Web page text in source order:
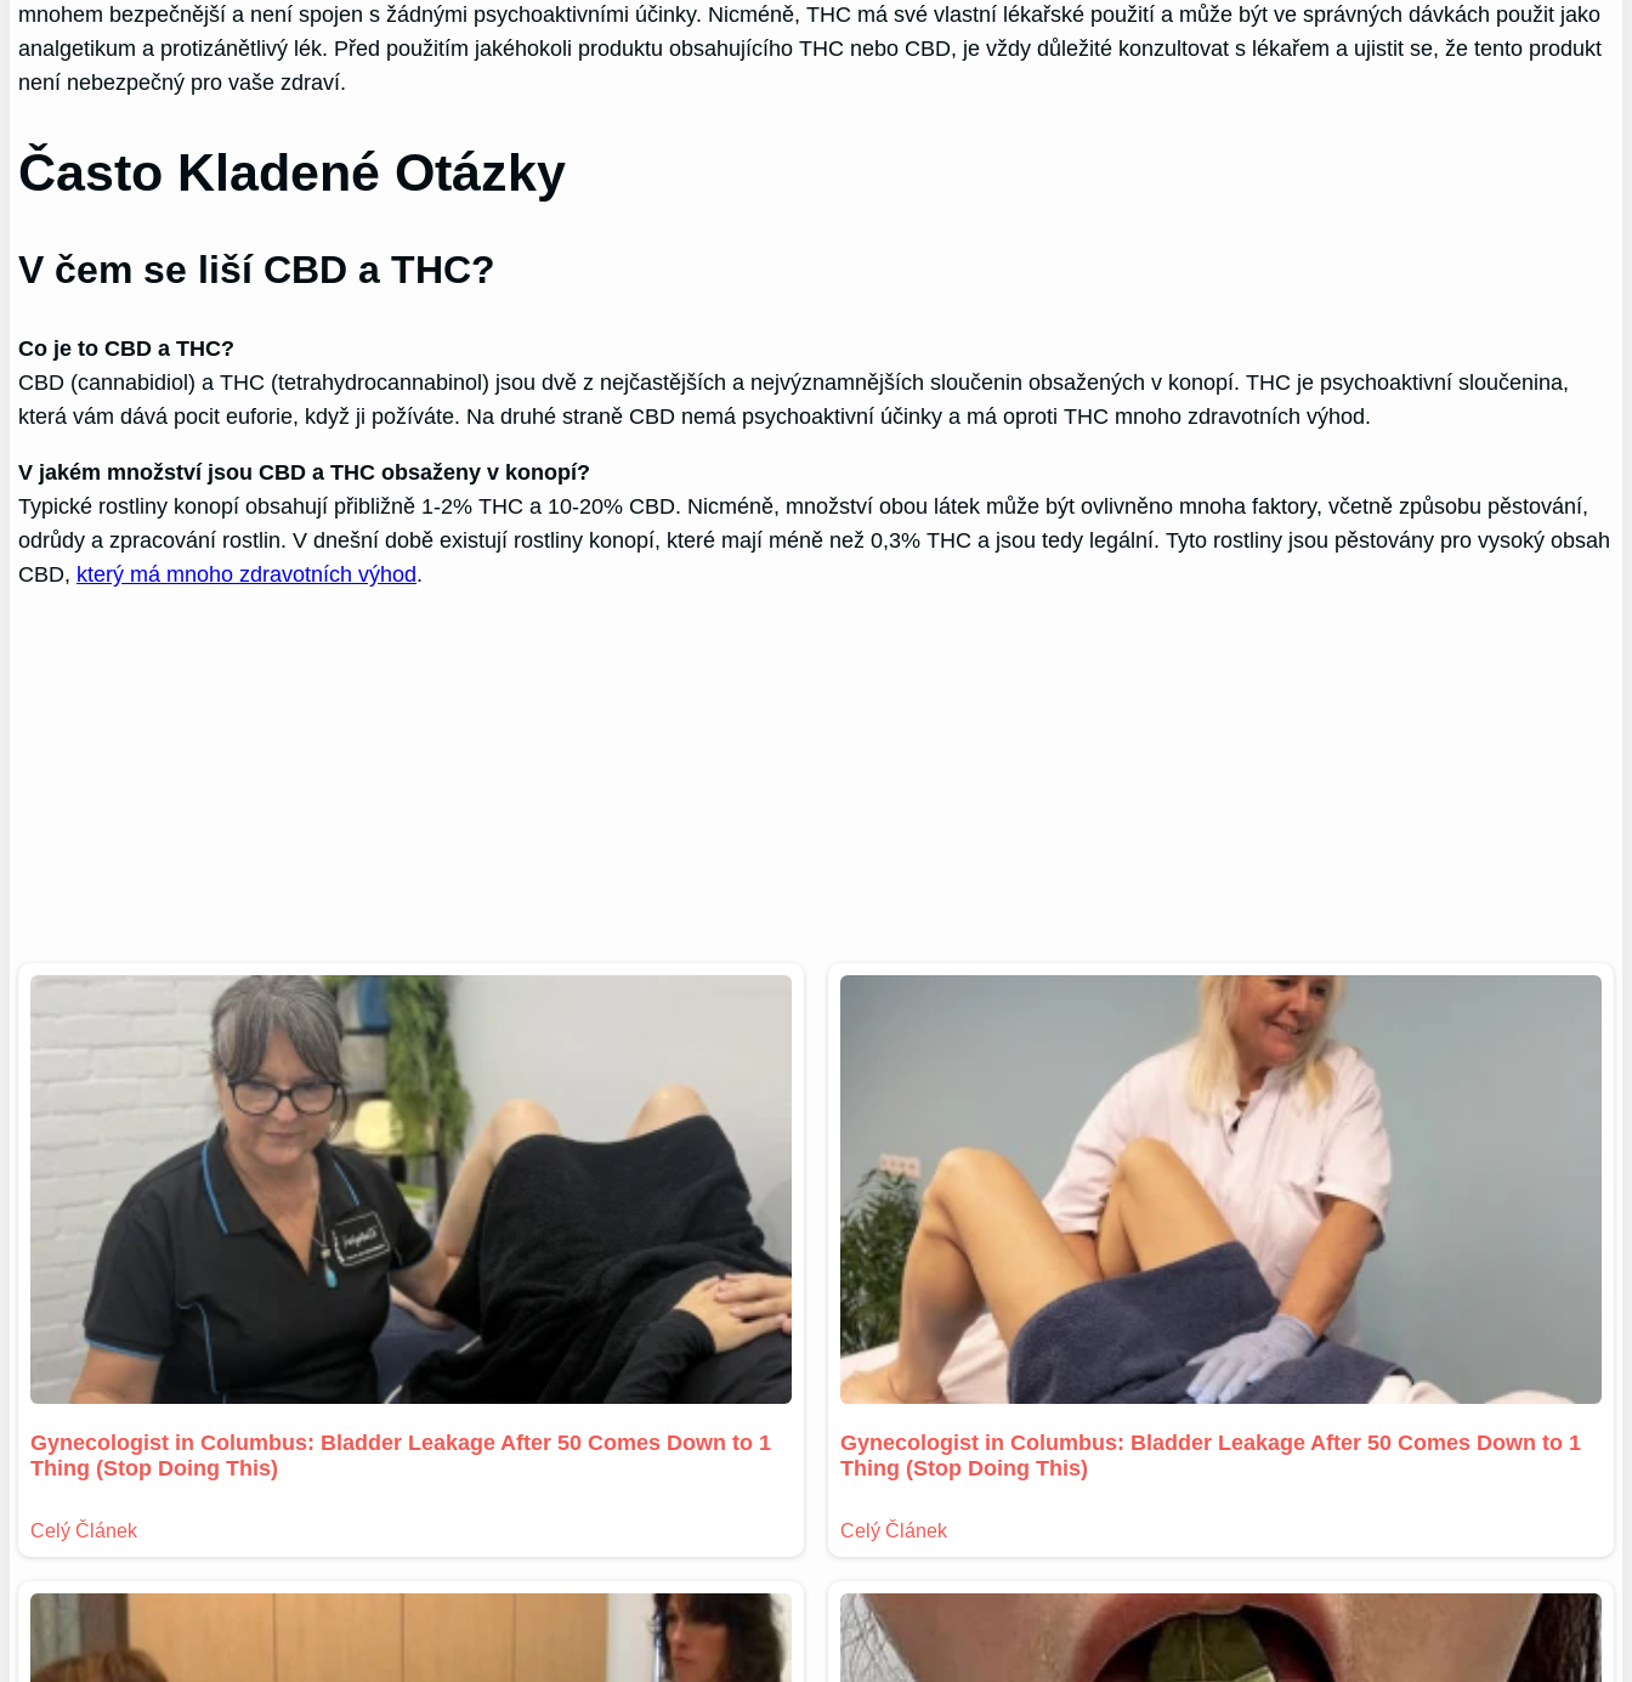
mnohem bezpečnější a není spojen s žádnými psychoaktivními účinky. Nicméně, THC má své vlastní lékařské použití a může být ve správných dávkách použit jako
analgetikum a protizánětlivý lék. Před použitím jakéhokoli produktu obsahujícího THC nebo CBD, je vždy důležité konzultovat s lékařem a ujistit se, že tento produkt
není nebezpečný pro vaše zdraví.
Často Kladené Otázky
V čem se liší CBD a THC?
Co je to CBD a THC?
CBD (cannabidiol) a THC (tetrahydrocannabinol) jsou dvě z nejčastějších a nejvýznamnějších sloučenin obsažených v konopí. THC je psychoaktivní sloučenina,
která vám dává pocit euforie, když ji požíváte. Na druhé straně CBD nemá psychoaktivní účinky a má oproti THC mnoho zdravotních výhod.
V jakém množství jsou CBD a THC obsaženy v konopí?
Typické rostliny konopí obsahují přibližně 1-2% THC a 10-20% CBD. Nicméně, množství obou látek může být ovlivněno mnoha faktory, včetně způsobu pěstování,
odrůdy a zpracování rostlin. V dnešní době existují rostliny konopí, které mají méně než 0,3% THC a jsou tedy legální. Tyto rostliny jsou pěstovány pro vysoký obsah
CBD, který má mnoho zdravotních výhod.
Gynecologist in Columbus: Bladder Leakage After 50 Comes Down to 1
Thing (Stop Doing This)
Gynecologist in Columbus: Bladder Leakage After 50 Comes Down to 1
Thing (Stop Doing This)